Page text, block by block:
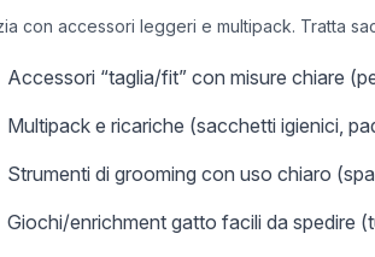
con accessori leggeri e multipack. Tratta
Accessori “taglia/fit” con misure chiare
Multipack e ricariche (sacchetti igienici,
Strumenti di grooming con uso chiaro
Giochi/enrichment gatto facili da spedire